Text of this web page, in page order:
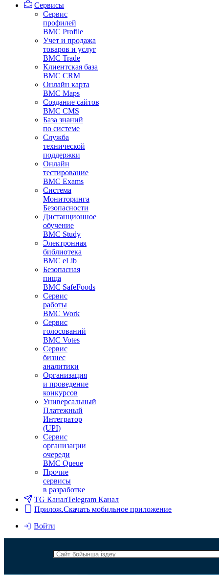
Сервисы
Сервис
профилей
BMC Profile
Учет и продажа
товаров и услуг
BMC Trade
Клиентская база
BMC CRM
Онлайн карта
BMC Maps
Создание сайтов
BMC CMS
База знаний
по системе
Служба
технической
поддержки
Онлайн
тестирование
BMC Exams
Система
Мониторинга
Безопасности
Дистанционное
обучение
BMC Study
Электронная
библиотека
BMC eLib
Безопасная
пища
BMC SafeFoods
Сервис
работы
BMC Work
Сервис
голосований
BMC Votes
Сервис
бизнес
аналитики
Организация
и проведение
конкурсов
Универсальный
Платежный
Интегратор
(UPI)
Сервис
организации
очереди
BMC Queue
Прочие
сервисы
в разработке
TG КаналTelegram Канал
Прилож.Скачать мобильное приложение
Войти